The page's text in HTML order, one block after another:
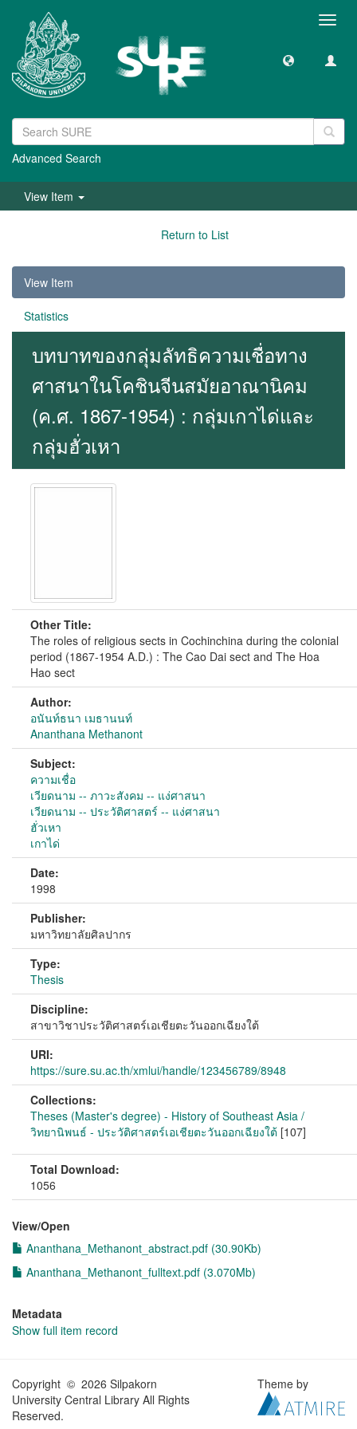
Advanced Search
View Item
Return to List
View Item
Statistics
บทบาทของกลุ่มลัทธิความเชื่อทาง
ศาสนาในโคชินจีนสมัยอาณานิคม
(ค.ศ. 1867-1954) : กลุ่มเกาได่และ
กลุ่มฮั่วเหา
Other Title:
The roles of religious sects in Cochinchina during the colonial
period (1867-1954 A.D.) : The Cao Dai sect and The Hoa
Hao sect
Author:
อนันท์ธนา เมธานนท์
Ananthana Methanont
Subject:
ความเชื่อ
เวียดนาม -- ภาวะสังคม -- แง่ศาสนา
เวียดนาม -- ประวัติศาสตร์ -- แง่ศาสนา
ฮั่วเหา
เกาได่
Date:
1998
Publisher:
มหาวิทยาลัยศิลปากร
Type:
Thesis
Discipline:
สาขาวิชาประวัติศาสตร์เอเชียตะวันออกเฉียงใต้
URI:
https://sure.su.ac.th/xmlui/handle/123456789/8948
Collections:
Theses (Master's degree) - History of Southeast Asia /
วิทยานิพนธ์ - ประวัติศาสตร์เอเชียตะวันออกเฉียงใต้ [107]
Total Download:
1056
View/Open
Ananthana_Methanont_abstract.pdf (30.90Kb)
Ananthana_Methanont_fulltext.pdf (3.070Mb)
Metadata
Show full item record
Copyright © 2026 Silpakorn
University Central Library All Rights
Reserved.
Theme by